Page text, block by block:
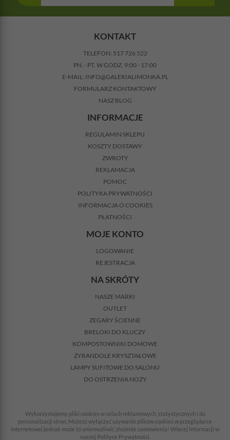
KONTAKT
TELEFON: 517 726 522
PN. - PT. W GODZ. 9:00 - 17:00
E-MAIL: INFO@GALERIALIMONKA.PL
FORMULARZ KONTAKTOWY
NASZ BLOG
INFORMACJE
REGULAMIN SKLEPU
KOSZTY DOSTAWY
ZWROTY
REKLAMACJA
POMOC
POLITYKA PRYWATNOŚCI
INFORMACJA O COOKIES
PŁATNOŚCI
MOJE KONTO
LOGOWANIE
REJESTRACJA
NA SKRÓTY
NASZE MARKI
OUTLET
ZEGARY ŚCIENNE
BRELOKI DO KLUCZY
KOMPOSTOWNIKI DOMOWE
ŻYRANDOLE KRYSZTAŁOWE
LAMPY SUFITOWE DO SALONU
DO OSTRZENIA NOŻY
Wykorzystujemy pliki cookies w celach reklamowych, statystycznych i do
personalizacji stron. Możesz wyłączyć używanie plików cookies w przeglądarce
internetowej jednak może to uniemożliwić złożenie zamówienia! Więcej informacji w
naszej Polityce Prywatności.